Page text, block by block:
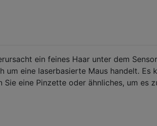
ein feines Haar unter dem
um eine laserbasierte Maus handelt. Es
eine Pinzette oder ähnliches, um es